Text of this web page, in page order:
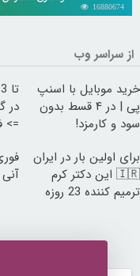
16880674
از سراسر وب
خرید موبایل با اسنپ
پی | در ۴ قسط بدون
سود و کارمزد!
در
=>
برای اولین بار در ایران
🇮🇷 این دکتر کرم
ترمیم کننده 23 روزه